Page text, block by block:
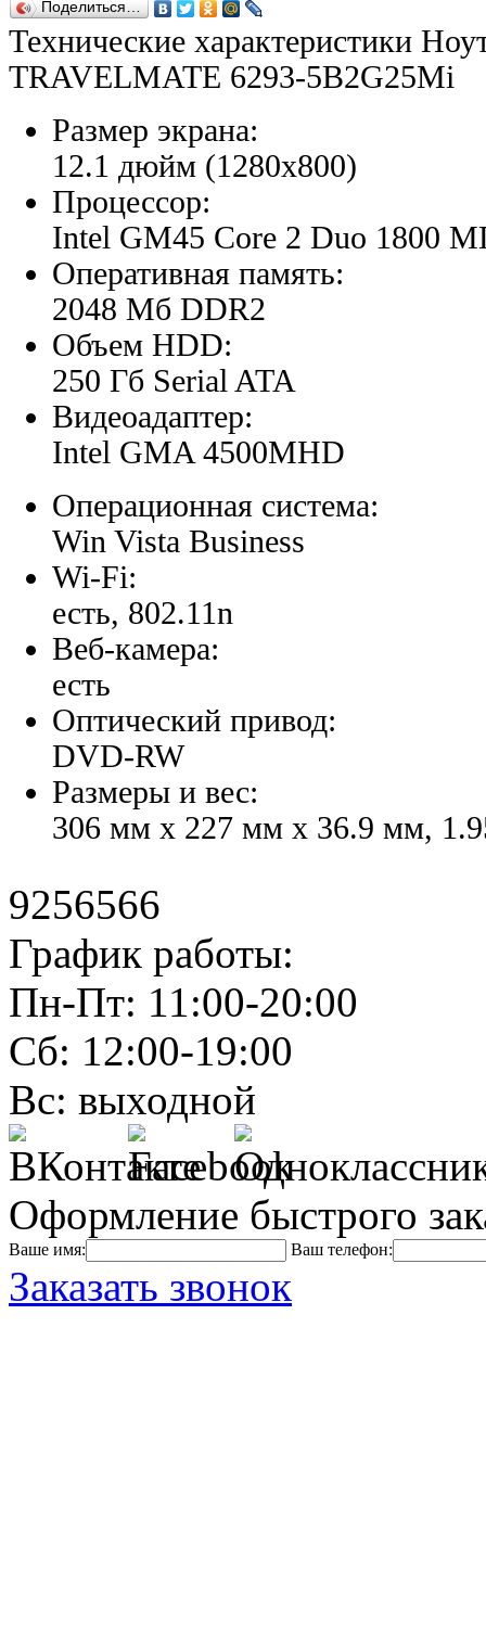
Поделиться…
Технические характеристики
TRAVELMATE 6293-5B2G25Mi
Размер экрана:
12.1 дюйм (1280x800)
Процессор:
Intel GM45 Core 2 Duo 1800
Оперативная память:
2048 Мб DDR2
Объем HDD:
250 Гб Serial ATA
Видеоадаптер:
Intel GMA 4500MHD
Операционная система:
Win Vista Business
Wi-Fi:
есть, 802.11n
Веб-камера:
есть
Оптический привод:
DVD-RW
Размеры и вес:
306 мм x 227 мм x 36.9 мм,
9256566
График работы:
Пн-Пт: 11:00-20:00
Сб: 12:00-19:00
Вс: выходной
Оформление быстрого
Ваше имя: Ваш телефон:
Заказать звонок